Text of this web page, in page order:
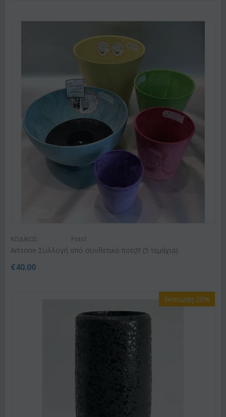
ΚΩΔΙΚΟΣ: Pots1
Artsone Συλλογή από συνθετικά ποτς!!! (5 τεμάχια)
€40.00
Έκπτωση 20%